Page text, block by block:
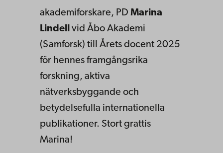
akademiforskare, PD Marina
Lindell
vid Åbo Akademi
(Samforsk) till Årets docent 2025
för hennes framgångsrika
forskning, aktiva
nätverksbyggande och
betydelsefulla internationella
publikationer. Stort grattis
Marina!